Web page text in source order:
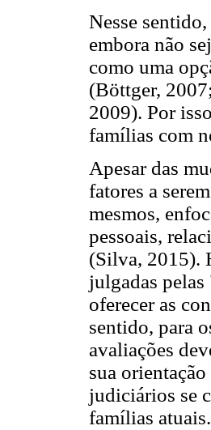
Nesse
embora não
como uma
(Böttger,
2009). Por
famílias com
Apesar das
fatores a
mesmos,
pessoais,
(Silva, 2015).
julgadas
oferecer as
sentido, para
avaliações
sua
judiciários se
famílias atuais.